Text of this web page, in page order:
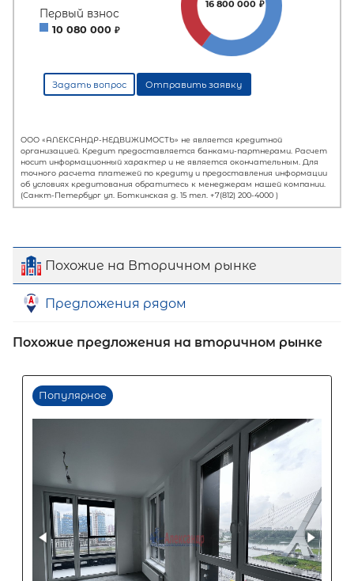
Первый взнос
60%
0 10 20 50 60 70 80
Срок кредита
15 лет
Похожие на Вторичном рынке
Предложения рядом
Похожие предложения на вторичном рынке